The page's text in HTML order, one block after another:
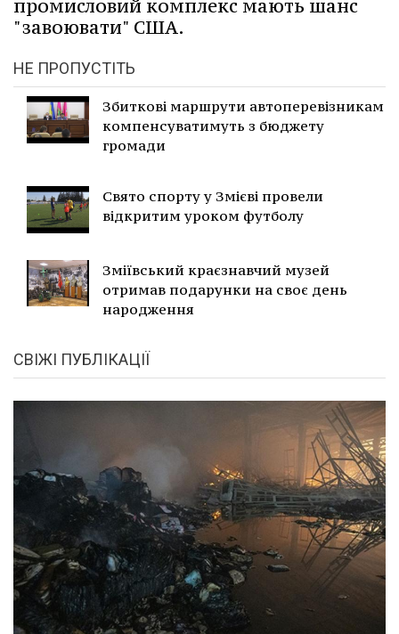
промисловий комплекс мають шанс
"завоювати" США.
НЕ ПРОПУСТІТЬ
Збиткові маршрути автоперевізникам
компенсуватимуть з бюджету
громади
Свято спорту у Змієві провели
відкритим уроком футболу
Зміївський краєзнавчий музей
отримав подарунки на своє день
народження
СВІЖІ ПУБЛІКАЦІЇ